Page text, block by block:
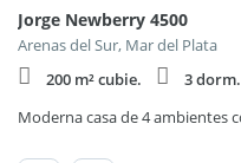
Jorge Newberry 4500
Arenas del Sur, Mar del Plata
200 m² cubie.
3 dorm.